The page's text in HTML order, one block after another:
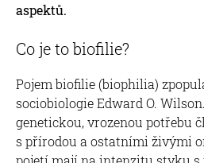
aspektů.
Co je to biofilie?
Pojem biofilie (biophilia)
sociobiologie Edward O.
genetickou, vrozenou potřebu
s přírodou a ostatními živými